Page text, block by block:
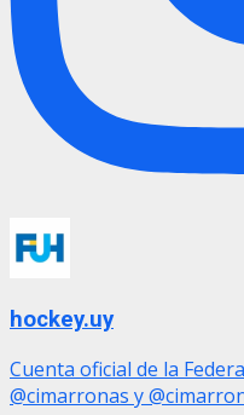
hockey.uy
Cuenta oficial de la
@cimarronas y